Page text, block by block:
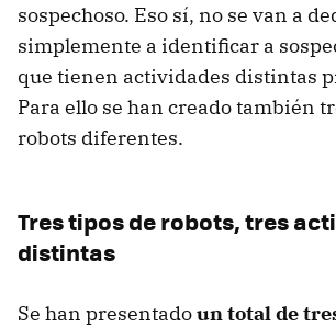
sospechoso. Eso sí, no se van a
simplemente a identificar a
que tienen actividades distintas
Para ello se han creado también
robots diferentes.
Tres tipos de robots, tres
distintas
Se han presentadoun total de